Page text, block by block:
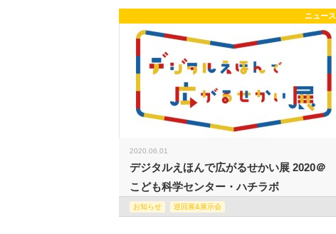
ニュース
2020.06.01
デジタルえほんで広がるせかい展 2020＠
こども科学センター・ハチラボ
お知らせ 巡回展&展示会